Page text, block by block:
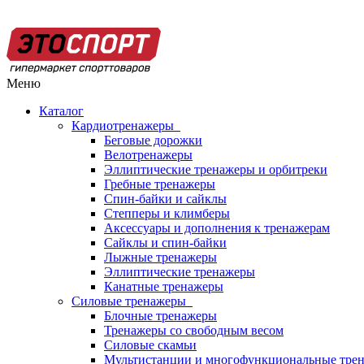
Меню
Каталог
Кардиотренажеры
Беговые дорожки
Велотренажеры
Эллиптические тренажеры и орбитреки
Гребные тренажеры
Спин-байки и сайклы
Степперы и климберы
Аксессуары и дополнения к тренажерам
Сайклы и спин-байки
Лыжные тренажеры
Эллиптические тренажеры
Канатные тренажеры
Силовые тренажеры
Блочные тренажеры
Тренажеры со свободным весом
Силовые скамьи
Мультистанции и многофункциональные